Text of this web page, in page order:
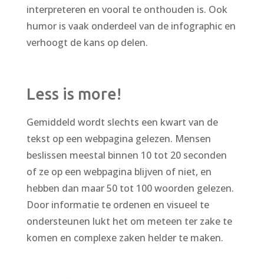
interpreteren en vooral te onthouden is. Ook
humor is vaak onderdeel van de infographic en
verhoogt de kans op delen.
Less is more!
Gemiddeld wordt slechts een kwart van de
tekst op een webpagina gelezen. Mensen
beslissen meestal binnen 10 tot 20 seconden
of ze op een webpagina blijven of niet, en
hebben dan maar 50 tot 100 woorden gelezen.
Door informatie te ordenen en visueel te
ondersteunen lukt het om meteen ter zake te
komen en complexe zaken helder te maken.